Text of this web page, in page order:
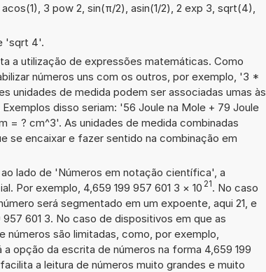
3 pow 2, sin(π/2), asin(1/2), 2 exp 3, sqrt(4),
'sqrt 4'.
a utilização de expressões matemáticas. Como
números uns com os outros, por exemplo, '3 *
unidades de medida podem ser associadas umas às
disso seriam: '56 Joule na Mole + 79 Joule
= ? cm^3'. As unidades de medida combinadas
se encaixar e fazer sentido na combinação em
lado de 'Números em notação científica', a
Por exemplo, 4,659 199 957 601 3 × 10 21. No caso
será segmentado em um expoente, aqui 21, e
601 3. No caso de dispositivos em que as
são limitadas, como, por exemplo,
opção da escrita de números na forma 4,659 199
a leitura de números muito grandes e muito